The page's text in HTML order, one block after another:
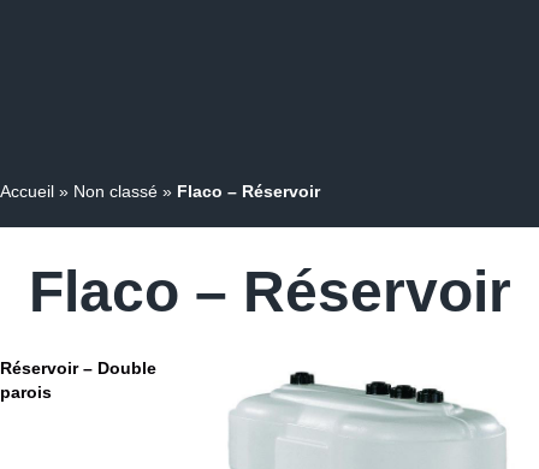
Accueil » Non classé » Flaco – Réservoir
Flaco – Réservoir
Réservoir – Double
parois